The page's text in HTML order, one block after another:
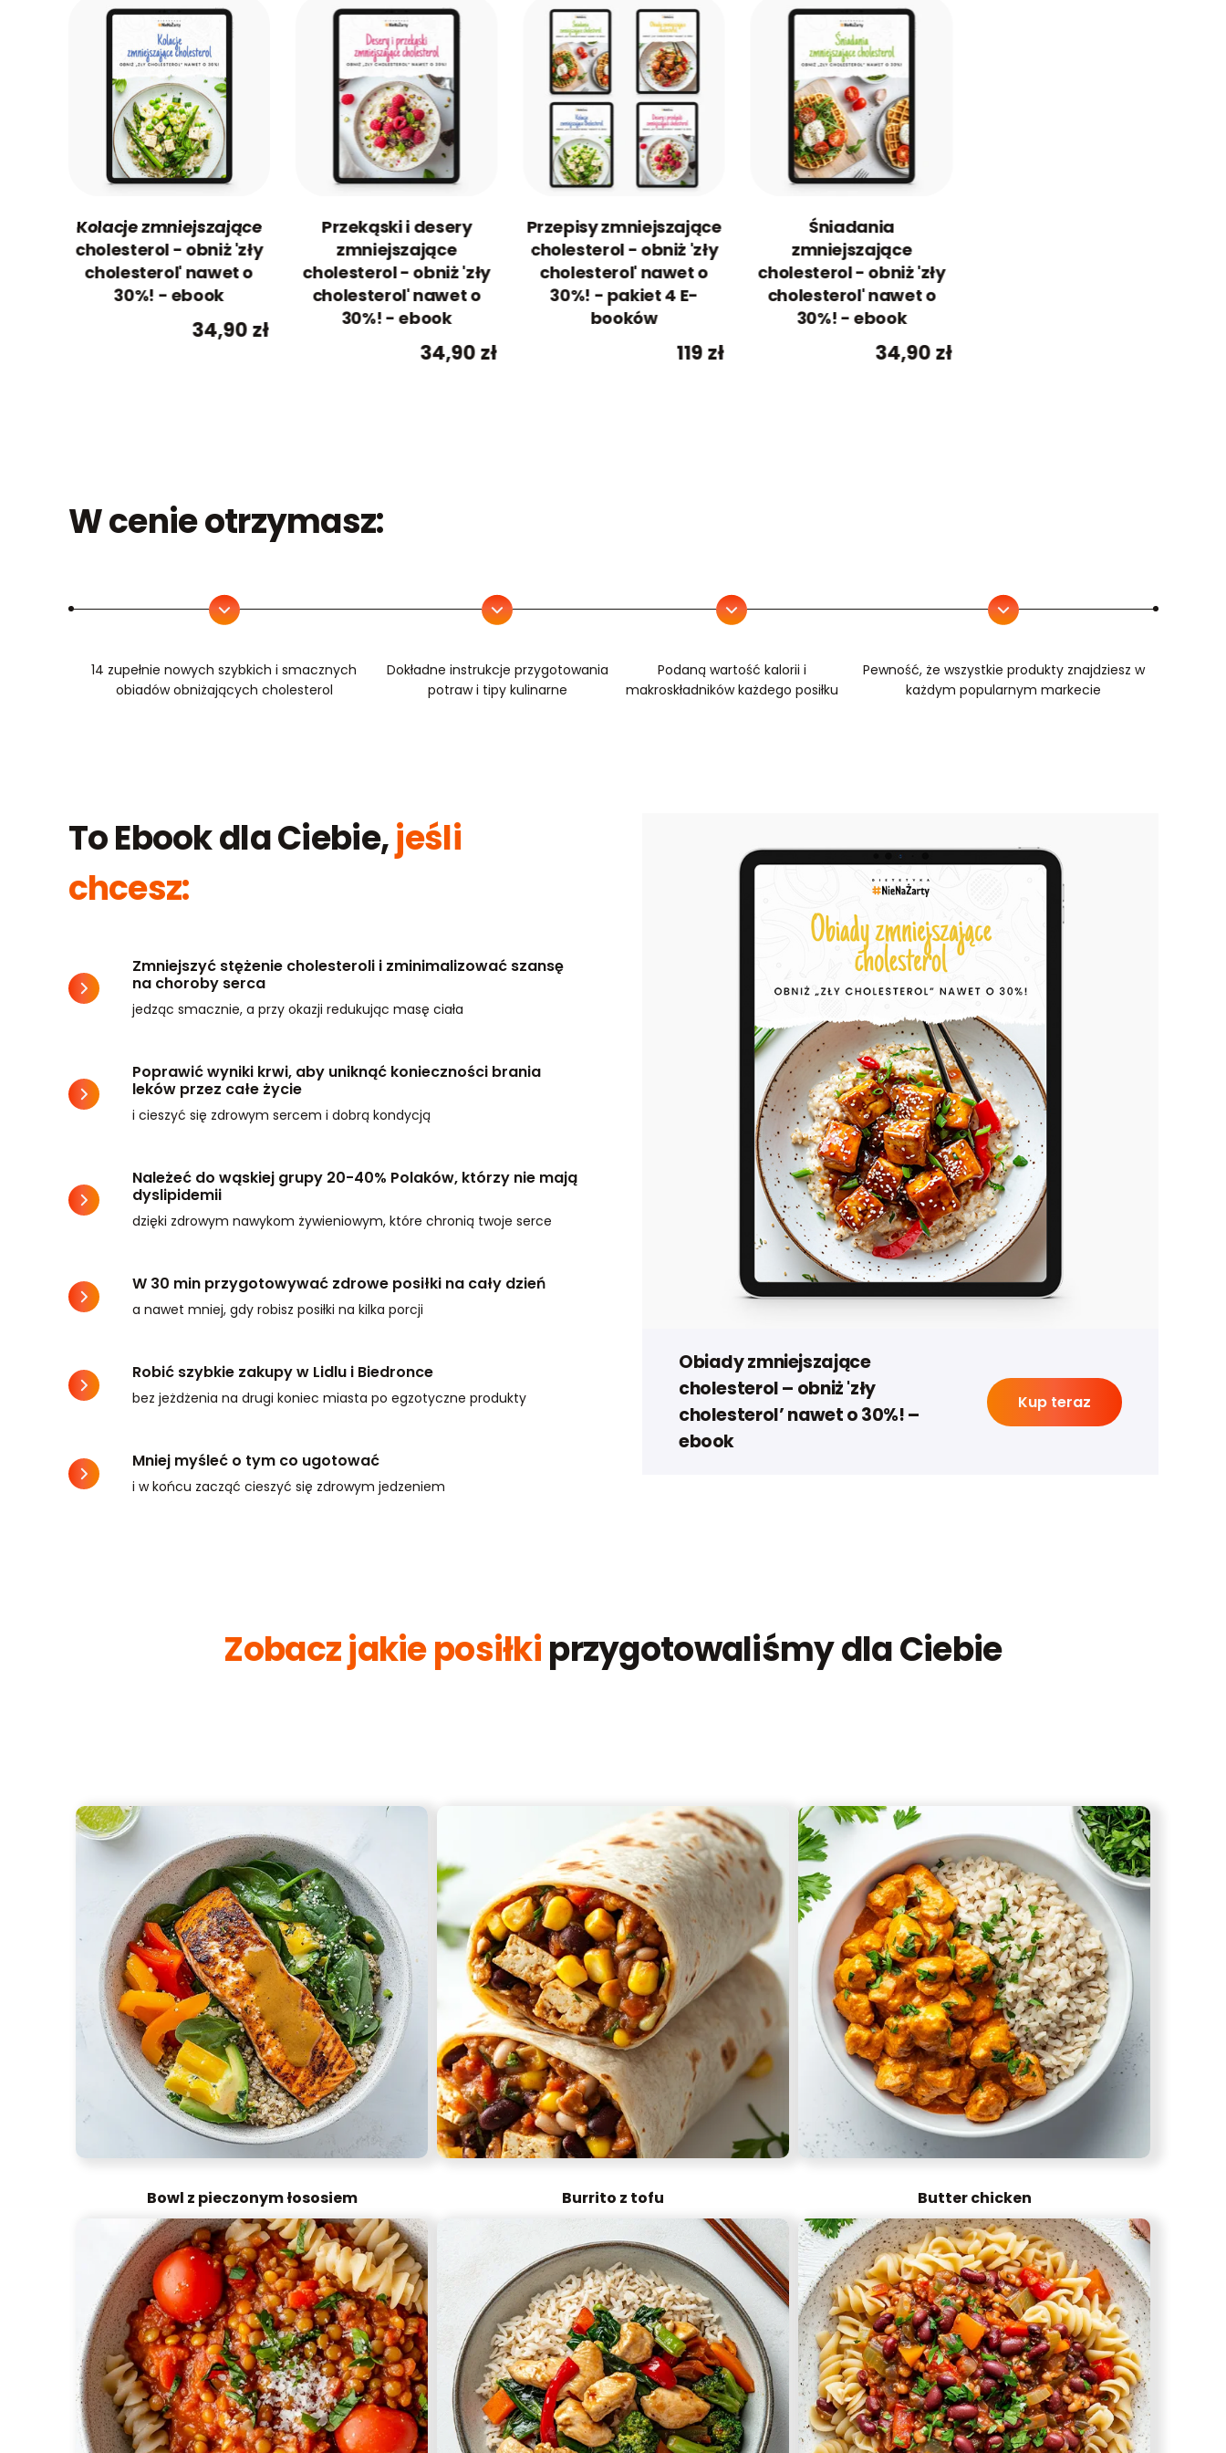
Kolacje zmniejszające
cholesterol - obniż 'zły
cholesterol' nawet o
30%! - ebook
34,90 zł
Przekąski i desery
zmniejszające
cholesterol - obniż 'zły
cholesterol' nawet o
30%! - ebook
34,90 zł
Przepisy zmniejszające
cholesterol - obniż 'zły
cholesterol' nawet o
30%! - pakiet 4 E-
booków
119 zł
Śniadania
zmniejszające
cholesterol - obniż 'zły
cholesterol' nawet o
30%! - ebook
34,90 zł
W cenie otrzymasz:
14 zupełnie nowych szybkich i smacznych
obiadów obniżających cholesterol
Dokładne instrukcje przygotowania
potraw i tipy kulinarne
Podaną wartość kalorii i
makroskładników każdego posiłku
Pewność, że wszystkie produkty znajdziesz w
każdym popularnym markecie
Obiady zmniejszające
cholesterol – obniż 'zły
cholesterol’ nawet o 30%! –
ebook
Kup teraz
To Ebook dla Ciebie,jeśli
chcesz:
Zmniejszyć stężenie cholesteroli i zminimalizować szansę
na choroby serca
jedząc smacznie, a przy okazji redukując masę ciała
Poprawić wyniki krwi, aby uniknąć konieczności brania
leków przez całe życie
i cieszyć się zdrowym sercem i dobrą kondycją
Należeć do wąskiej grupy 20-40% Polaków, którzy nie mają
dyslipidemii
dzięki zdrowym nawykom żywieniowym, które chronią twoje serce
W 30 min przygotowywać zdrowe posiłki na cały dzień
a nawet mniej, gdy robisz posiłki na kilka porcji
Robić szybkie zakupy w Lidlu i Biedronce
bez jeżdżenia na drugi koniec miasta po egzotyczne produkty
Mniej myśleć o tym co ugotować
i w końcu zacząć cieszyć się zdrowym jedzeniem
Zobacz jakie posiłkiprzygotowaliśmy dla Ciebie
Bowl z pieczonym łososiem Burrito z tofu Butter chicken